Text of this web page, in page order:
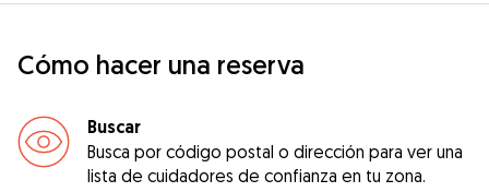
Cómo hacer una reserva
Buscar
Busca por código postal o dirección para ver una
lista de cuidadores de confianza en tu zona.